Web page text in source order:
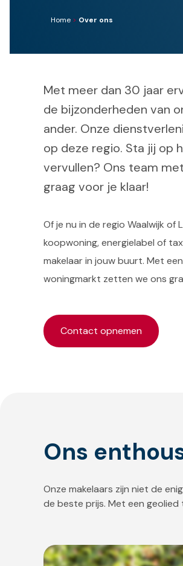
Home > Over ons
Met meer dan 30 jaar
de bijzonderheden van
ander. Onze
op deze regio. Sta jij op
vervullen? Ons team
graag voor je klaar!
Of je nu in de regio Waalwijk
koopwoning, energielabel of
makelaar in jouw buurt. Met
woningmarkt zetten we ons
Contact opnemen
Ons
Onze makelaars zijn niet de
de beste prijs. Met een